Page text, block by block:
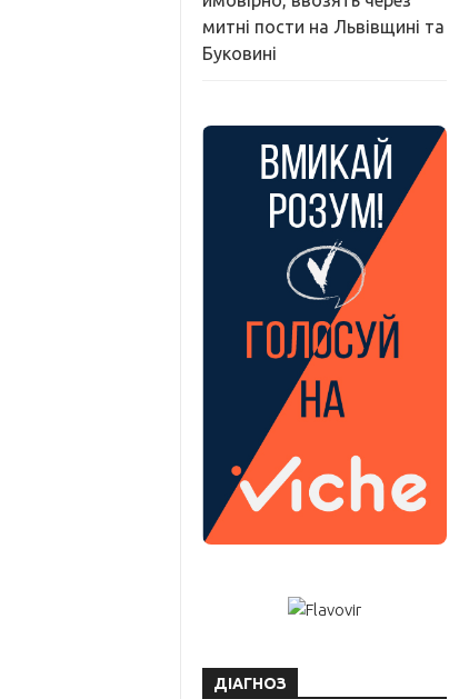
митні пости на Львівщині та
Буковині
ДІАГНОЗ